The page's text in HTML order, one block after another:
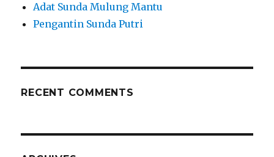
Adat Sunda Mulung Mantu
Pengantin Sunda Putri
RECENT COMMENTS